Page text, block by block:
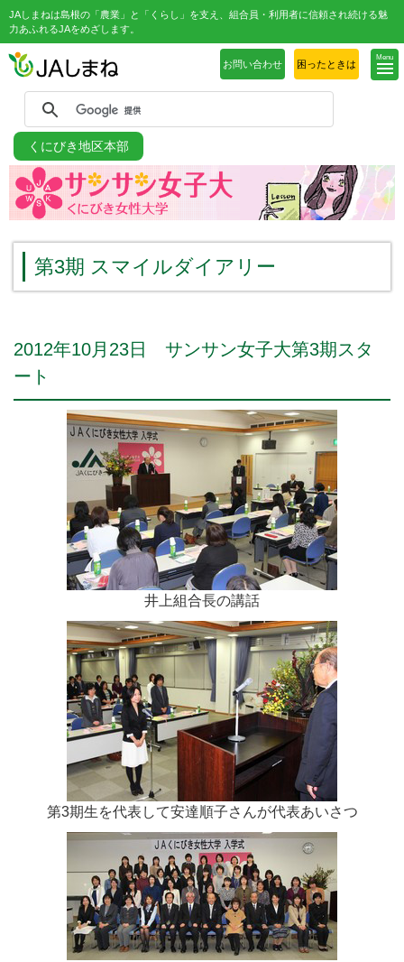
JAしまねは島根の「農業」と「くらし」を支え、組合員・利用者に信頼され続ける魅
力あふれるJAをめざします。
Menu
お問い合わせ 困ったときは
くにびき地区本部
第3期 スマイルダイアリー
2012年10月23日 サンサン女子大第3期スタ
ート
井上組合長の講話
第3期生を代表して安達順子さんが代表あいさつ